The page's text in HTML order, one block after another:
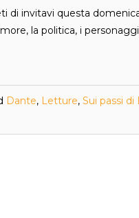
di invitavi questa
la politica, i personaggi
Dante, Letture, Sui passi di